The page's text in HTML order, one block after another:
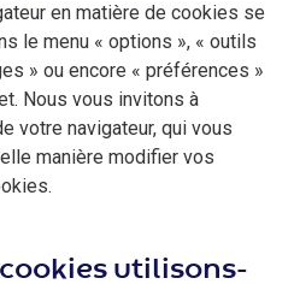
en matière de cookies se
le menu « options », « outils
» ou encore « préférences »
Nous vous invitons à
votre navigateur, qui vous
manière modifier vos
utilisons-